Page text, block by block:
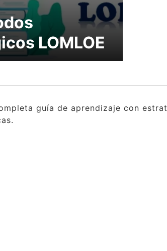
LOMLOE
guía de aprendizaje con